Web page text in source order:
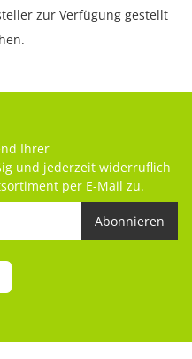
zur Verfügung gestellt
Ihrer
und jederzeit widerruflich
per E-Mail zu.
Abonnieren